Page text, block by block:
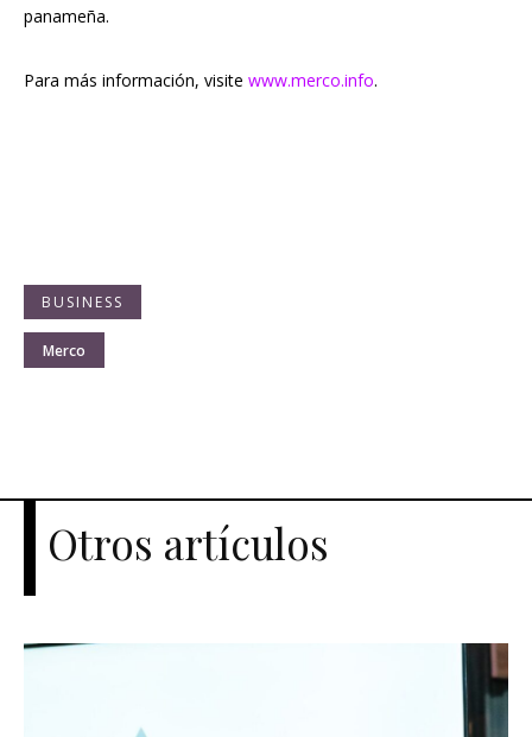
panameña.
Para más información, visite www.merco.info.
BUSINESS
Merco
Otros artículos